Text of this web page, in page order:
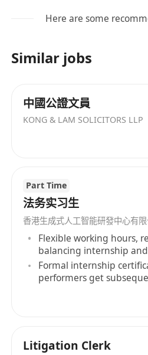
工作職責
構或個人）遞送及收取文件
好溝通，展現專業形象
• 謹慎處理機密資料，保持高
• 具備法院文件處理經驗者優
• 熟悉香港各區，具良好方向
• 守時、細心、有禮、具責
• 中英文（粵語及英語）良
福利待遇
Here are some
Similar jobs
中國公證文員
KONG & LAM SOLICITORS LLP
Part Time
法务实习生
香港生成式人工智能研發中心有
Flexible working hours,
balancing internship
Formal internship
performers get
Litigation Clerk